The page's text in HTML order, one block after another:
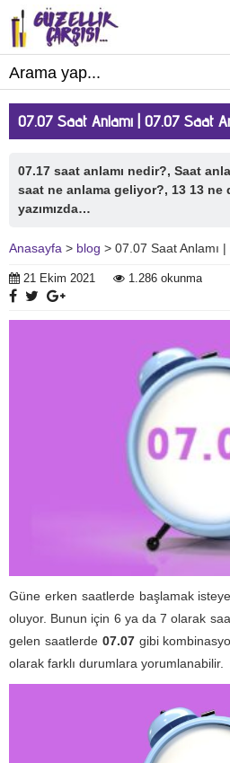
07.07 Saat Anlamı | 07.07 Saat
07.17 saat anlamı nedir?, Saat
saat ne anlama geliyor?, 13 13 ne
yazımızda…
Anasayfa > blog > 07.07 Saat Anlamı
21 Ekim 2021 1.286 okunma
Güne erken saatlerde başlamak
oluyor. Bunun için 6 ya da 7 olarak
gelen saatlerde 07.07gibi
olarak farklı durumlara yorumlanabilir.